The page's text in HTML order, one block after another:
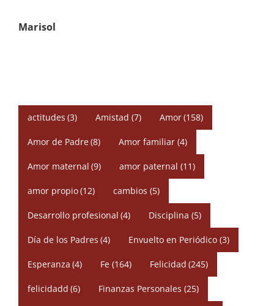
Marisol
actitudes (3) Amistad (7) Amor(158)
Amor de Padre(8) Amor familiar (4)
Amor maternal (9) amor paternal (11)
amor propio(12) cambios (5)
Desarrollo profesional (4) Disciplina (5)
Día de los Padres (4) Envuelto en Periódico (3)
Esperanza (4) Fe (164) Felicidad (245)
felicidadd (6) Finanzas Personales (25)